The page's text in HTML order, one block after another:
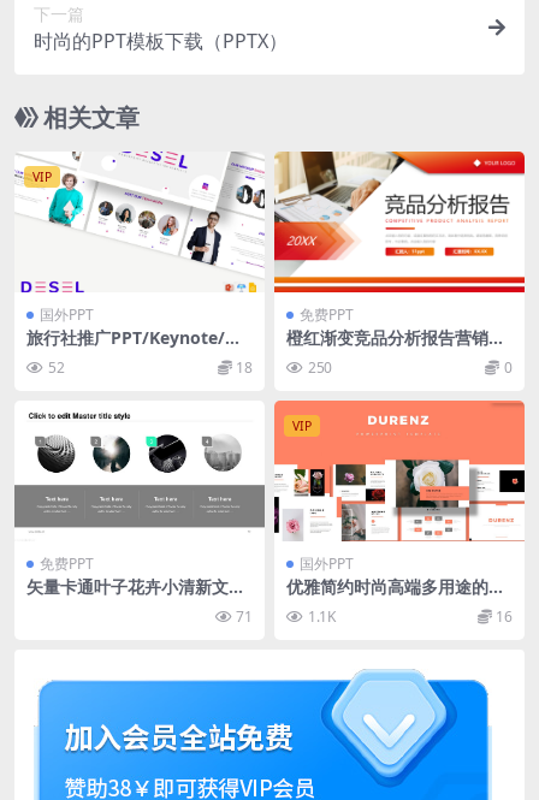
下一篇
时尚的PPT模板下载（PPTX）
相关文章
VIP
国外PPT
旅行社推广PPT/Keynote/谷
歌幻灯片三合一模板 Desel –
Travel Agency PPTX / GSlid
52 18
免费PPT
橙红渐变竞品分析报告营销工
作总结PPT模板
250 0
免费PPT
矢量卡通叶子花卉小清新文艺
71
VIP
国外PPT
优雅简约时尚高端多用途的高
品质powerpoint幻灯片演示
模板（pptx）
1.1K 16